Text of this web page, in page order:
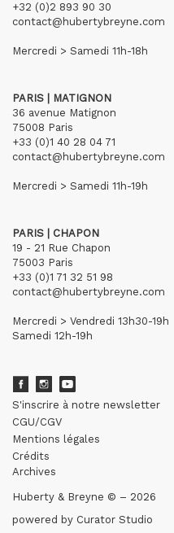
+32 (0)2 893 90 30
contact@hubertybreyne.com
Mercredi > Samedi 11h-18h
PARIS | MATIGNON
36 avenue Matignon
75008 Paris
+33 (0)1 40 28 04 71
contact@hubertybreyne.com
Mercredi > Samedi 11h-19h
PARIS | CHAPON
19 - 21 Rue Chapon
75003 Paris
+33 (0)1 71 32 51 98
contact@hubertybreyne.com
Mercredi > Vendredi 13h30-19h
Samedi 12h-19h
S'inscrire à notre newsletter
CGU/CGV
Mentions légales
Crédits
Archives
Huberty & Breyne © – 2026
powered by Curator Studio